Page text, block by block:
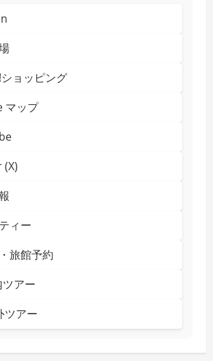
ョッピング
マップ
ィー
旅館予約
ツアー
ツアー